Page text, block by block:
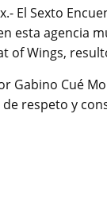
El Sexto
esta agencia
of Wings,
Gabino Cué
respeto y